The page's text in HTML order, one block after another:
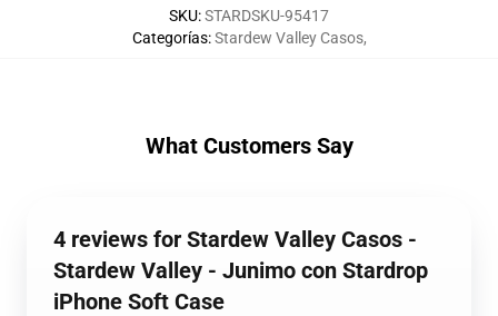
SKU:STARDSKU-95417
Categorías:Stardew Valley Casos,
What Customers Say
4 reviews for Stardew Valley Casos -
Stardew Valley - Junimo con Stardrop
iPhone Soft Case